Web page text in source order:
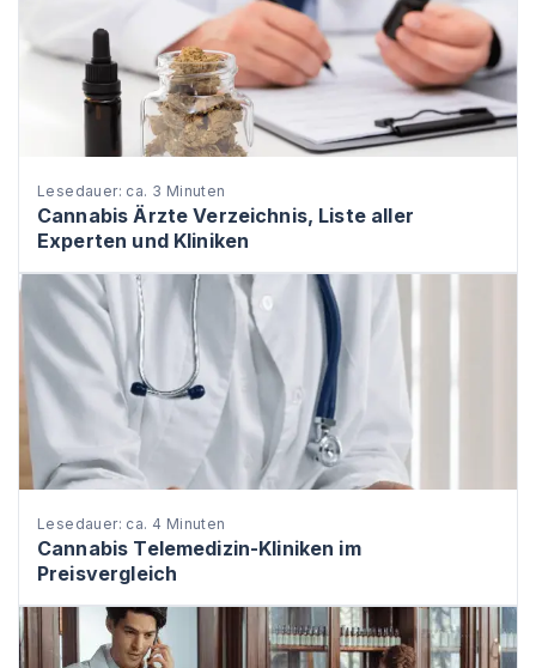
Lesedauer: ca. 3 Minuten
Cannabis Ärzte Verzeichnis, Liste aller
Experten und Kliniken
Lesedauer: ca. 4 Minuten
Cannabis Telemedizin-Kliniken im
Preisvergleich